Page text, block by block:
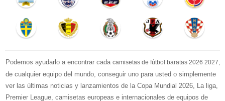
Podemos ayudarlo a encontrar cada camisetas de fútbol baratas 2026 2027,
de cualquier equipo del mundo, conseguir uno para usted o simplemente
ver las últimas noticias y lanzamientos de la Copa Mundial 2026, La liga,
Premier League, camisetas europeas e internacionales de equipos de